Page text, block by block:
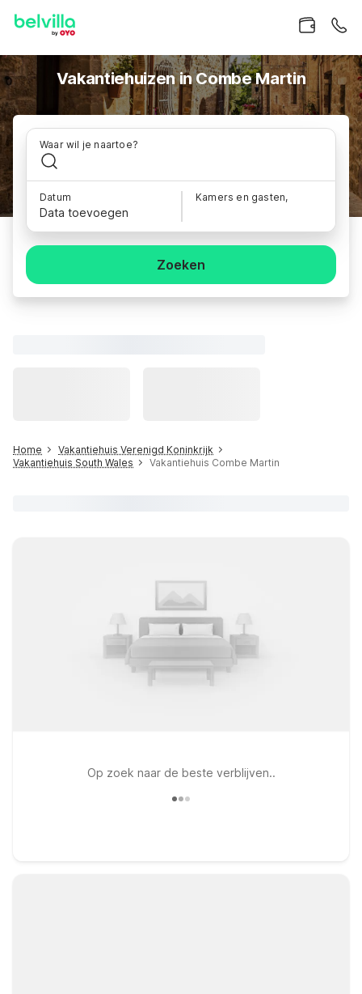
Vakantiehuizen in Combe Martin
Waar wil je naartoe?
Datum
Data toevoegen
Kamers en gasten,
Zoeken
Home
Vakantiehuis Verenigd Koninkrijk
Vakantiehuis South Wales
Vakantiehuis Combe Martin
Op zoek naar de beste verblijven..